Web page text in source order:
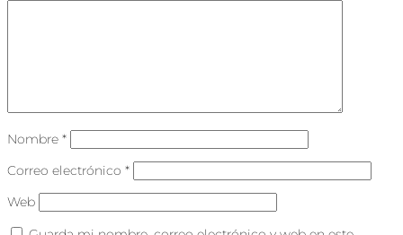
Nombre *
Correo electrónico *
Web